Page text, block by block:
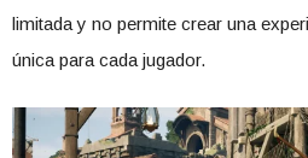
limitada y no permite crear una
única para cada jugador.